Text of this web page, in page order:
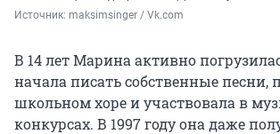
Источник: maksimsinger / Vk.com
В 14 лет Марина активно
начала писать собственные песни,
школьном хоре и участвовала в
конкурсах. В 1997 году она даже